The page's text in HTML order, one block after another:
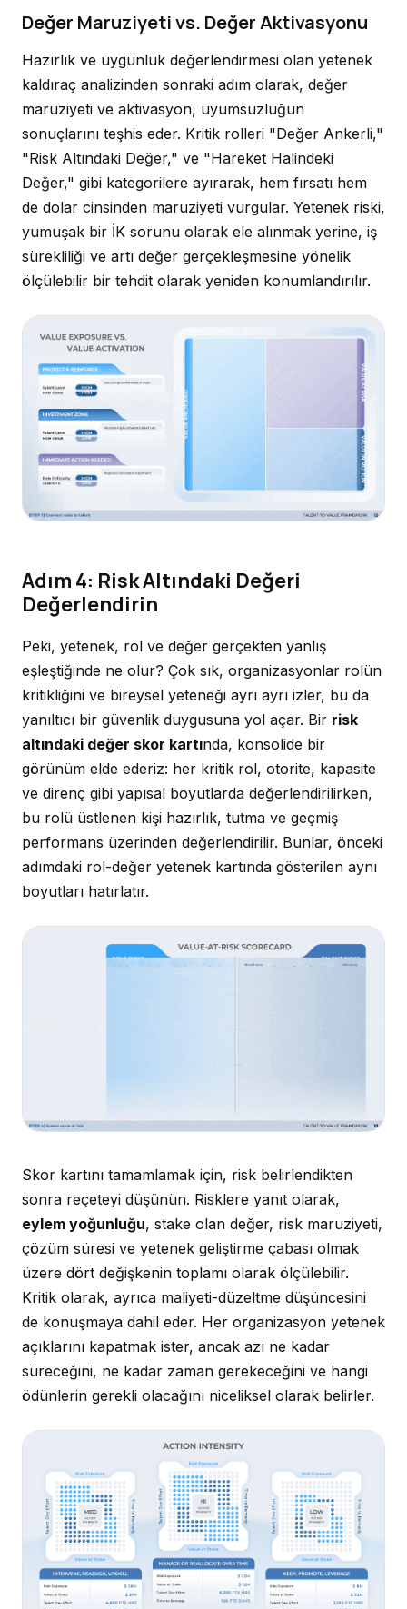
Değer Maruziyeti vs. Değer Aktivasyonu
Hazırlık ve uygunluk değerlendirmesi olan yetenek
kaldıraç analizinden sonraki adım olarak, değer
maruziyeti ve aktivasyon, uyumsuzluğun
sonuçlarını teşhis eder. Kritik rolleri "Değer Ankerli,"
"Risk Altındaki Değer," ve "Hareket Halindeki
Değer," gibi kategorilere ayırarak, hem fırsatı hem
de dolar cinsinden maruziyeti vurgular. Yetenek riski,
yumuşak bir İK sorunu olarak ele alınmak yerine, iş
sürekliliği ve artı değer gerçekleşmesine yönelik
ölçülebilir bir tehdit olarak yeniden konumlandırılır.
Adım 4: Risk Altındaki Değeri
Değerlendirin
Peki, yetenek, rol ve değer gerçekten yanlış
eşleştiğinde ne olur? Çok sık, organizasyonlar rolün
kritikliğini ve bireysel yeteneği ayrı ayrı izler, bu da
yanıltıcı bir güvenlik duygusuna yol açar. Bir risk
altındaki değer skor kartında, konsolide bir
görünüm elde ederiz: her kritik rol, otorite, kapasite
ve direnç gibi yapısal boyutlarda değerlendirilirken,
bu rolü üstlenen kişi hazırlık, tutma ve geçmiş
performans üzerinden değerlendirilir. Bunlar, önceki
adımdaki rol-değer yetenek kartında gösterilen aynı
boyutları hatırlatır.
Skor kartını tamamlamak için, risk belirlendikten
sonra reçeteyi düşünün. Risklere yanıt olarak,
eylem yoğunluğu, stake olan değer, risk maruziyeti,
çözüm süresi ve yetenek geliştirme çabası olmak
üzere dört değişkenin toplamı olarak ölçülebilir.
Kritik olarak, ayrıca maliyeti-düzeltme düşüncesini
de konuşmaya dahil eder. Her organizasyon yetenek
açıklarını kapatmak ister, ancak azı ne kadar
süreceğini, ne kadar zaman gerekeceğini ve hangi
ödünlerin gerekli olacağını niceliksel olarak belirler.